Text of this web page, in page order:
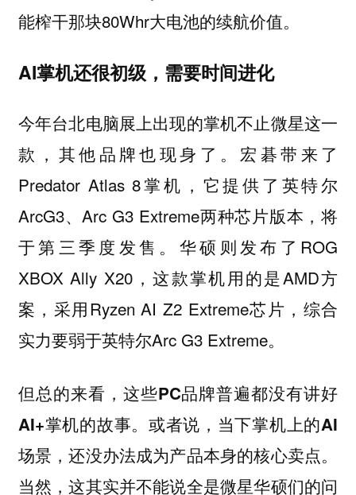
能榨干那块80Whr大电池的续航价值。
AI掌机还很初级，需要时间进化
今年台北电脑展上出现的掌机不止微星这一
款，其他品牌也现身了。宏碁带来了
Predator Atlas 8掌机，它提供了英特尔
ArcG3、Arc G3 Extreme两种芯片版本，将
于第三季度发售。华硕则发布了ROG
XBOX Ally X20，这款掌机用的是AMD方
案，采用Ryzen AI Z2 Extreme芯片，综合
实力要弱于英特尔Arc G3 Extreme。
但总的来看，这些PC品牌普遍都没有讲好
AI+掌机的故事。或者说，当下掌机上的AI
场景，还没办法成为产品本身的核心卖点。
当然，这其实并不能说全是微星华硕们的问